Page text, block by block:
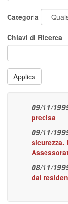
Categoria
Chiavi di Ricerca
Applica
09/11/
precisa
09/11/
sicurezza.
08/11/
dai